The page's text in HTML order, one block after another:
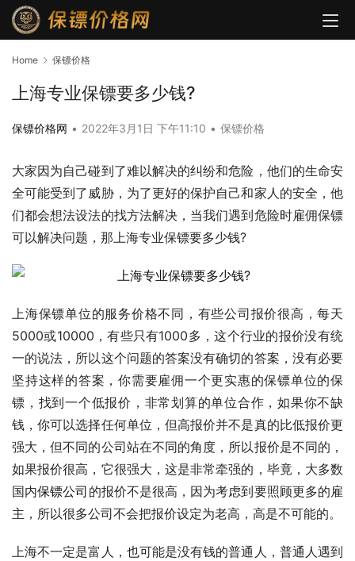
Home 保镖价格
上海专业保镖要多少钱?
保镖价格网 • 2022年3月1日 下午11:10 • 保镖价格
大家因为自己碰到了难以解决的纠纷和危险，他们的生命安
全可能受到了威胁，为了更好的保护自己和家人的安全，他
们都会想法设法的找方法解决，当我们遇到危险时雇佣保镖
可以解决问题，那上海专业保镖要多少钱?
上海保镖单位的服务价格不同，有些公司报价很高，每天
5000或10000，有些只有1000多，这个行业的报价没有统
一的说法，所以这个问题的答案没有确切的答案，没有必要
坚持这样的答案，你需要雇佣一个更实惠的保镖单位的保
镖，找到一个低报价，非常划算的单位合作，如果你不缺
钱，你可以选择任何单位，但高报价并不是真的比低报价更
强大，但不同的公司站在不同的角度，所以报价是不同的，
如果报价很高，它很强大，这是非常牵强的，毕竟，大多数
国内保镖公司 的报价不是很高，因为考虑到要照顾更多的雇
主，所以很多公司不会把报价设定为老高，高是不可能的。
上海不一定是富人，也可能是没有钱的普通人，普通人遇到